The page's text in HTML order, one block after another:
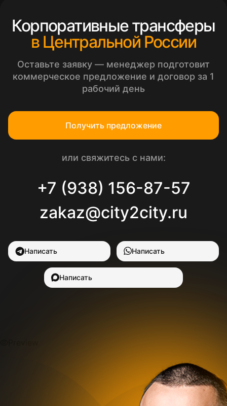
Корпоративные трансферы
в Центральной России
Оставьте заявку — менеджер подготовит
коммерческое предложение и договор за 1
рабочий день
Получить предложение
или свяжитесь с нами:
+7 (938) 156-87-57
zakaz@city2city.ru
Написать Написать
Написать